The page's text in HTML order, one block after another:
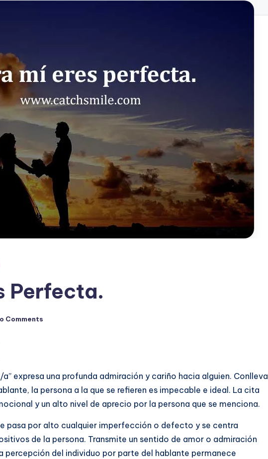
Perfecta.
Comments
o
expresa una profunda admiración y cariño hacia alguien. Conlleva
la persona a la que se refieren es impecable e ideal. La cita
y un alto nivel de aprecio por la persona que se menciona.
pasa por alto cualquier imperfección o defecto y se centra
de la persona. Transmite un sentido de amor o admiración
percepción del individuo por parte del hablante permanece